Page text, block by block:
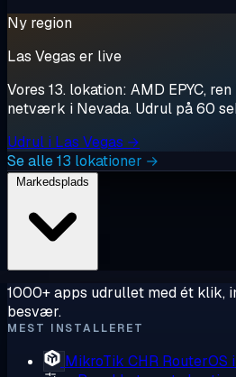
Ny region
Las Vegas er live
Vores 13. lokation: AMD EPYC,
netværk i Nevada. Udrul på 60
Udrul i Las Vegas →
Se alle 13 lokationer →
1000+ apps udrullet med ét klik,
besvær.
MEST INSTALLERET
MikroTik CHR RouterOS